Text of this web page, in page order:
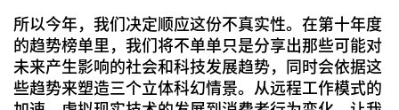
所以今年，我们决定顺应这份不真实性。在第十年度
的趋势榜单里，我们将不单单只是分享出那些可能对
未来产生影响的社会和科技发展趋势，同时会依据这
些趋势来塑造三个立体科幻情景。从远程工作模式的